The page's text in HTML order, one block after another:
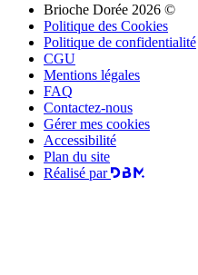
Brioche Dorée 2026 ©
Politique des Cookies
Politique de confidentialité
CGU
Mentions légales
FAQ
Contactez-nous
Gérer mes cookies
Accessibilité
Plan du site
Réalisé par